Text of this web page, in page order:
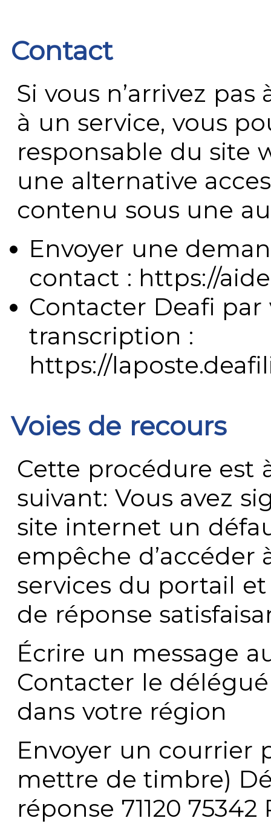
Contact
Si vous n’arrivez
à un service, vous
responsable du site
une alternative
contenu sous une
Envoyer une
contact : https://
Contacter Deafi
transcription :
https://
Voies de recours
Cette procédure est
suivant: Vous avez
site internet un
empêche
services du portail
de réponse
Écrire un message
Contacter le
dans votre région
Envoyer un courrier
mettre de timbre)
réponse 71120 75342